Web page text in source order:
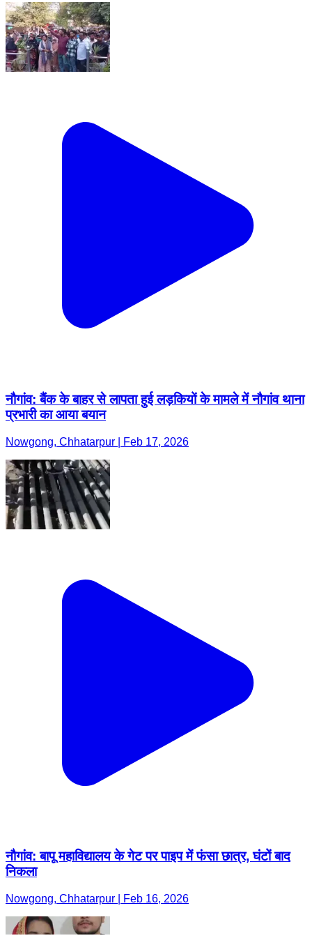
नौगांव: बैंक के बाहर से लापता हुई लड़कियों के मामले में नौगांव थाना
प्रभारी का आया बयान
Nowgong, Chhatarpur | Feb 17, 2026
नौगांव: बापू महाविद्यालय के गेट पर पाइप में फंसा छात्र, घंटों बाद
निकला
Nowgong, Chhatarpur | Feb 16, 2026